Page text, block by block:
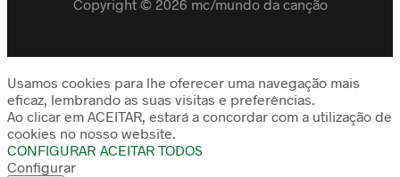
Copyright © 2026 mc/mundo da canção
Usamos cookies para lhe oferecer uma navegação mais
eficaz, lembrando as suas visitas e preferências.
Ao clicar em ACEITAR, estará a concordar com a utilização de
cookies no nosso website.
CONFIGURAR ACEITAR TODOS
Configurar